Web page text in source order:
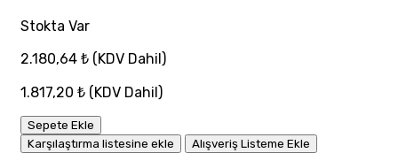
Stokta Var
2.180,64 ₺ (KDV Dahil)
1.817,20 ₺ (KDV Dahil)
Sepete Ekle
Karşılaştırma listesine ekle
Alışveriş Listeme Ekle